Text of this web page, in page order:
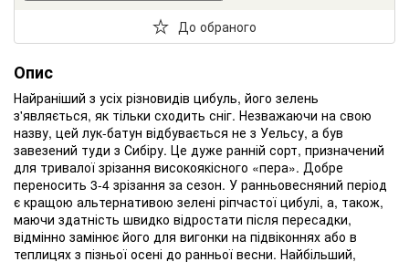
До обраного
Опис
Найраніший з усіх різновидів цибуль, його зелень
з'являється, як тільки сходить сніг. Незважаючи на свою
назву, цей лук-батун відбувається не з Уельсу, а був
завезений туди з Сибіру. Це дуже ранній сорт, призначений
для тривалої зрізання високоякісного «пера». Добре
переносить 3-4 зрізання за сезон. У ранньовесняний період
є кращою альтернативою зелені ріпчастої цибулі, а, також,
маючи здатність швидко відростати після пересадки,
відмінно замінює його для вигонки на підвіконнях або в
теплицях з пізньої осені до ранньої весни. Найбільший,